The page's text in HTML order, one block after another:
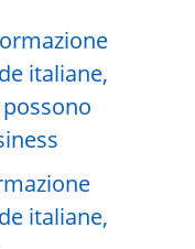
italiane,